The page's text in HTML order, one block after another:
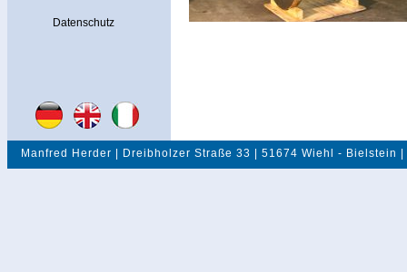
Datenschutz
Manfred Herder | Dreibholzer Straße 33 | 51674 Wiehl -